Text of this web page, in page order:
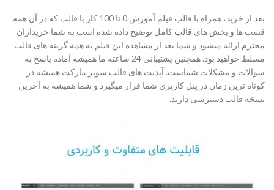
بعد از خرید، همراه با قالب فیلم آموزش 0 تا 100 کار با قالب که در آن همه
قست ها و بخش های قالب کامل توضیح داده شده است به شما خریداران
محترم ارائه میشود و شما بعد از مشاهده این فیلم به همه گزینه های قالب
مسلط خواهید بود. همچنین پشتیبانی 24 ساعته ما همیشه آماده پاسخ به
سوالات و مشکلات شماست. آپدیت های قالب سوپر مارکت همیشه در
کوتاه ترین زمان در پنل کاربری شما قرار میگیرد و شما همیشه به آخرین
نسخه قالب دسترسی دارید.